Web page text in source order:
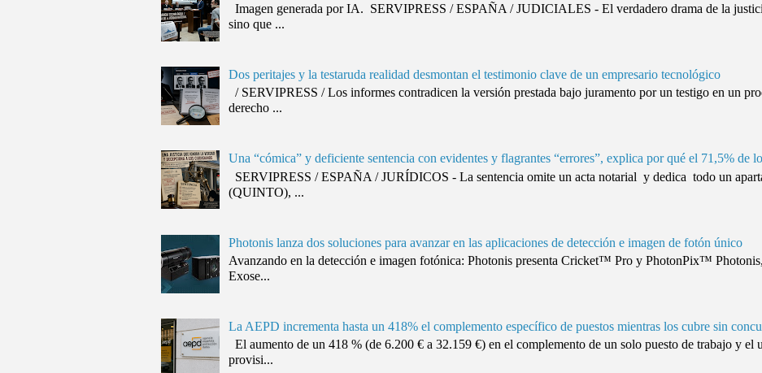
Imagen generada por IA. SERVIPRESS / ESPAÑA / JUDICIALES - El verdadero drama de la
sino que ...
Dos peritajes y la testaruda realidad desmontan el testimonio clave de un empresario tecnológico
/ SERVIPRESS / Los informes contradicen la versión prestada bajo juramento por un testigo en un
derecho ...
Una “cómica” y deficiente sentencia con evidentes y flagrantes “errores”, explica por qué el 71,5% de
SERVIPRESS / ESPAÑA / JURÍDICOS - La sentencia omite un acta notarial y dedica todo un
(QUINTO), ...
Photonis lanza dos soluciones para avanzar en las aplicaciones de detección e imagen de fotón único
Avanzando en la detección e imagen fotónica: Photonis presenta Cricket™ Pro y PhotonPix™
Exose...
La AEPD incrementa hasta un 418% el complemento específico de puestos mientras los cubre sin
El aumento de un 418 % (de 6.200 € a 32.159 €) en el complemento de un solo puesto de trabajo y el
provisi...